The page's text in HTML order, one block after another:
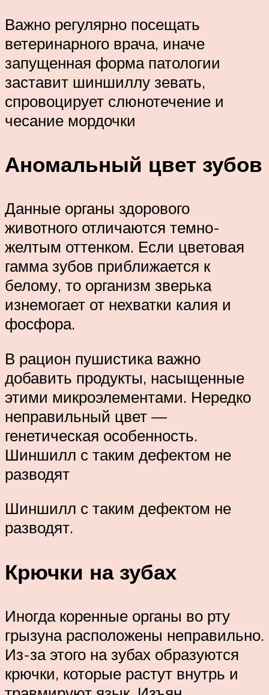
Важно регулярно посещать
ветеринарного врача, иначе
запущенная форма патологии
заставит шиншиллу зевать,
спровоцирует слюнотечение и
чесание мордочки
Аномальный цвет зубов
Данные органы здорового
животного отличаются темно-
желтым оттенком. Если цветовая
гамма зубов приближается к
белому, то организм зверька
изнемогает от нехватки калия и
фосфора.
В рацион пушистика важно
добавить продукты, насыщенные
этими микроэлементами. Нередко
неправильный цвет —
генетическая особенность.
Шиншилл с таким дефектом не
разводят
Шиншилл с таким дефектом не
разводят.
Крючки на зубах
Иногда коренные органы во рту
грызуна расположены неправильно.
Из-за этого на зубах образуются
крючки, которые растут внутрь и